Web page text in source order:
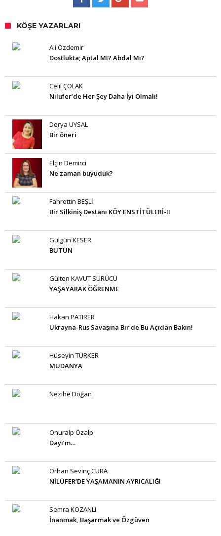
KÖŞE YAZARLARI
Ali Özdemir
Dostlukta; Aptal MI? Abdal Mı?
Celil ÇOLAK
Nilüfer’de Her Şey Daha İyi Olmalı!
Derya UYSAL
Bir öneri
Elçin Demirci
Ne zaman büyüdük?
Fahrettin BEŞLİ
Bir Silkiniş Destanı KÖY ENSTİTÜLERİ-II
Gülgün KESER
BÜTÜN
Gülten KAVUT SÜRÜCÜ
YAŞAYARAK ÖĞRENME
Hakan PATIRER
Ukrayna-Rus Savaşına Bir de Bu Açıdan Bakın!
Hüseyin TÜRKER
MUDANYA
Nezihe Doğan
Onuralp Özalp
Dayı’m…
Orhan Sevinç CURA
NİLÜFER’DE YAŞAMANIN AYRICALIĞI
Semra KOZANLI
İnanmak, Başarmak ve Özgüven